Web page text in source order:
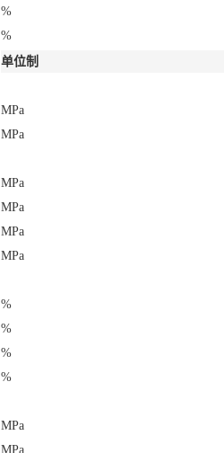
%
%
单位制
MPa
MPa
MPa
MPa
MPa
MPa
%
%
%
%
MPa
MPa